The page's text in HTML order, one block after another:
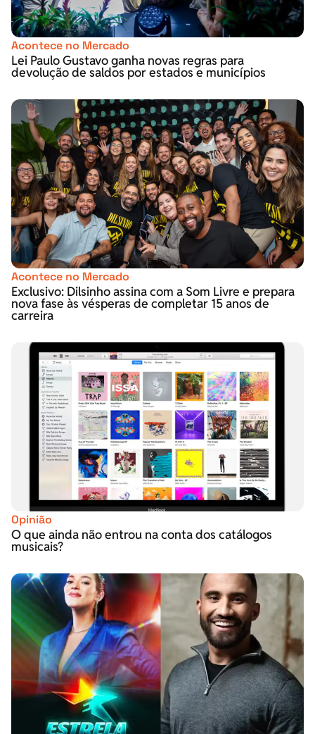
Acontece no Mercado
Lei Paulo Gustavo ganha novas regras para
devolução de saldos por estados e municípios
Acontece no Mercado
Exclusivo: Dilsinho assina com a Som Livre e prepara
nova fase às vésperas de completar 15 anos de
carreira
Opinião
O que ainda não entrou na conta dos catálogos
musicais?